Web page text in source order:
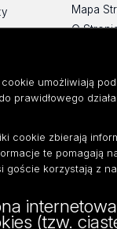
Mapa
O
90-136 Łódź
cookie umożliwiają
prawidłowego
cookie zbierają
te pomagają
goście korzystają z
(tzw.